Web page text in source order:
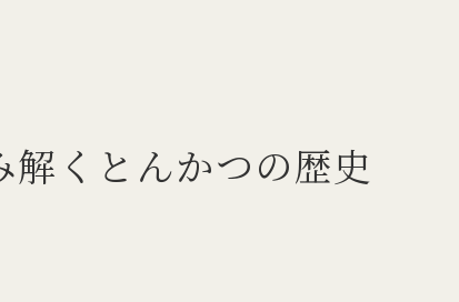
とんかつの発祥から今の和食への歩み
食としてのとんかつ誕生とその理由
くとんかつの歴史